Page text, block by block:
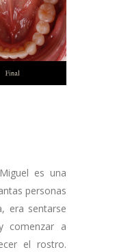
es una
personas
era sentarse
comenzar a
el rostro.